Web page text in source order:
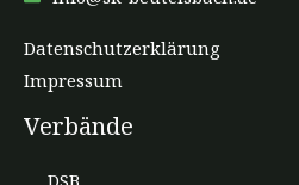
Datenschutzerklärung
Impressum
Verbände